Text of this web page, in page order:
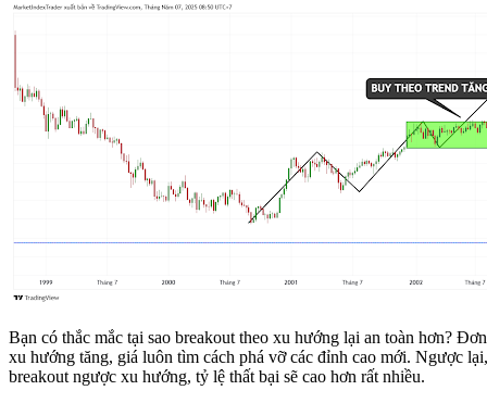
Bạn có thắc mắc tại sao breakout theo xu hướng lại an toàn hơn?
xu hướng tăng, giá luôn tìm cách phá vỡ các đỉnh cao mới. Ngược
breakout ngược xu hướng, tỷ lệ thất bại sẽ cao hơn rất nhiều.